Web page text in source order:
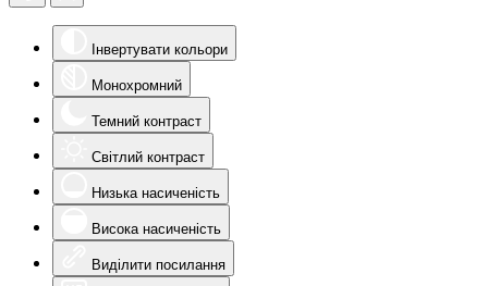
Інвертувати кольори
Монохромний
Темний контраст
Світлий контраст
Низька насиченість
Висока насиченість
Виділити посилання